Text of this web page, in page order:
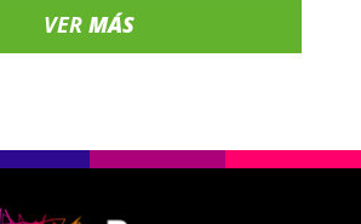
VERMÁS